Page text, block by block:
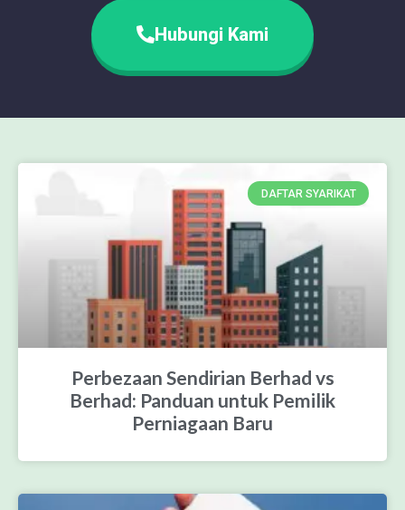
Hubungi Kami
DAFTAR SYARIKAT
Perbezaan Sendirian Berhad vs
Berhad: Panduan untuk Pemilik
Perniagaan Baru